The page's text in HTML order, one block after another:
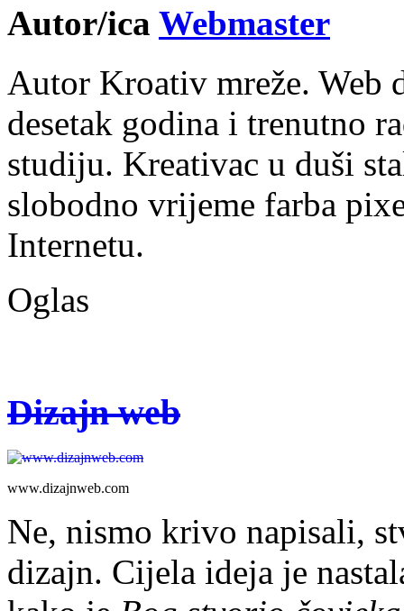
Autor/ica Webmaster
Autor Kroativ mreže. Web
desetak godina i trenutno
studiju. Kreativac u duši
slobodno vrijeme farba
Internetu.
Oglas
Dizajn web
www.dizajnweb.com
Ne, nismo krivo napisali,
dizajn. Cijela ideja je